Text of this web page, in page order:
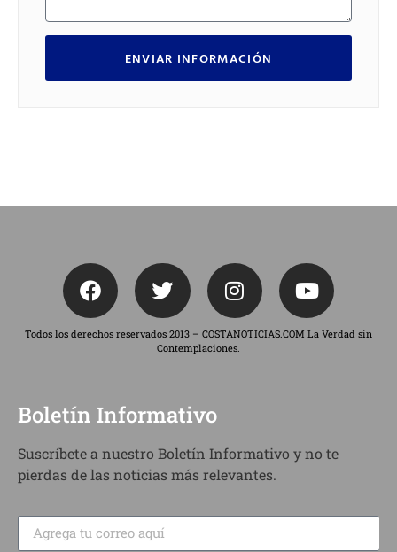
ENVIAR INFORMACIÓN
Todos los derechos reservados 2013 – COSTANOTICIAS.COM La Verdad sin
Contemplaciones.
Boletín Informativo
Suscríbete a nuestro Boletín Informativo y no te
pierdas de las noticias más relevantes.